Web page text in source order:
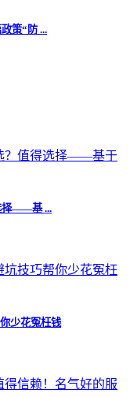
策“防 ...
择——基 ...
少花冤枉钱